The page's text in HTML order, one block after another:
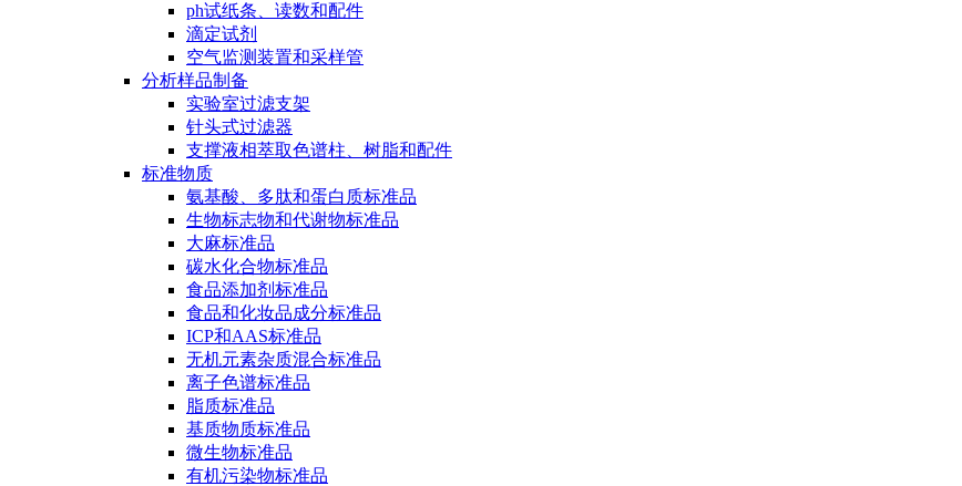
ph试纸条、读数和配件
滴定试剂
空气监测装置和采样管
分析样品制备
实验室过滤支架
针头式过滤器
支撑液相萃取色谱柱、树脂和配件
标准物质
氨基酸、多肽和蛋白质标准品
生物标志物和代谢物标准品
大麻标准品
碳水化合物标准品
食品添加剂标准品
食品和化妆品成分标准品
ICP和AAS标准品
无机元素杂质混合标准品
离子色谱标准品
脂质标准品
基质物质标准品
微生物标准品
有机污染物标准品